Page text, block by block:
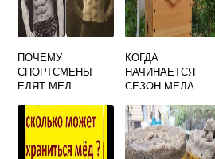
ПОЧЕМУ
СПОРТСМЕНЫ
ЕДЯТ МЕД
КОГДА
НАЧИНАЕТСЯ
СЕЗОН МЕДА